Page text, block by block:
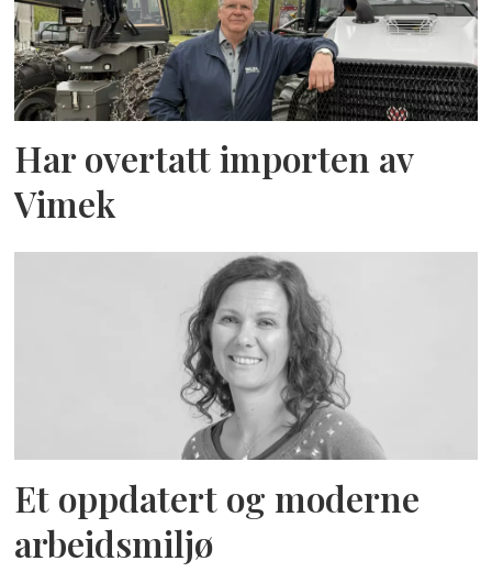
Har overtatt importen av
Vimek
Et oppdatert og moderne
arbeidsmiljø